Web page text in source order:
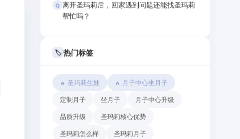
Q 离开圣玛莉后，回家遇到问题还能找圣玛莉
帮忙吗？
🏷️ 热门标签
圣玛莉生娃
月子中心坐月子
定制月子
坐月子
月子中心升级
品质升级
圣玛莉核心优势
圣玛莉怎么样
圣玛莉月子